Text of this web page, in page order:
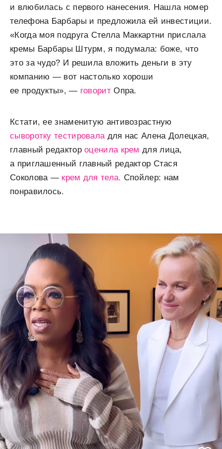
и влюбилась с первого нанесения. Нашла номер
телефона Барбары и предложила ей инвестиции.
«Когда моя подруга Стелла Маккартни прислала
кремы Барбары Штурм, я подумала: боже, что
это за чудо? И решила вложить деньги в эту
компанию — вот настолько хороши
ее продукты», — говоритОпра.
Кстати, ее знаменитую антивозрастную
сыворотку тестировала для нас Алена Долецкая,
главный редактороценила крем для лица,
а приглашенный главный редактор Стася
Соколова — крем для тела. Спойлер: нам
понравилось.